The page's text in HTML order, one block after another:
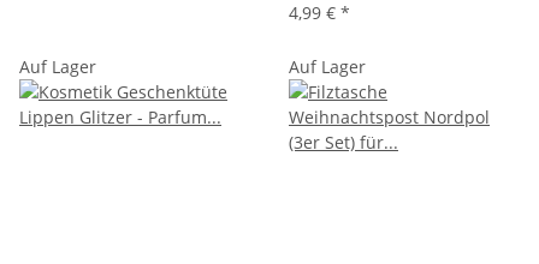
4,99 € *
Auf Lager Auf Lager